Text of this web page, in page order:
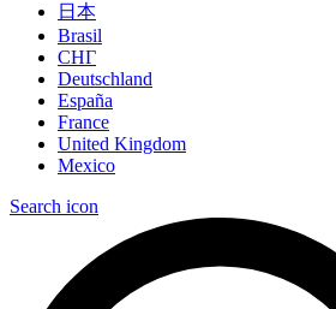
日本
Brasil
СНГ
Deutschland
España
France
United Kingdom
Mexico
Search icon